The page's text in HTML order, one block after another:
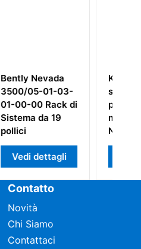
Kit di test per
sistema di
prossimità da 11
mm Bently
177313-02-01
Vedi dettagli
Contatto
Novità
Chi Siamo
Contattaci